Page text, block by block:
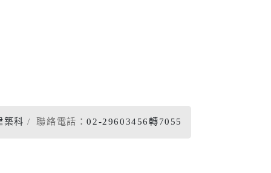
築科 聯絡電話：02-29603456轉7055